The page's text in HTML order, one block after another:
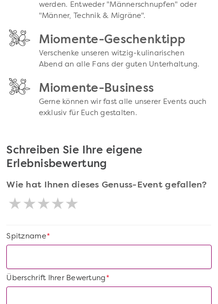
werden. Entweder "Männerschnupfen" oder
"Männer, Technik & Migräne".
Miomente-Geschenktipp
Verschenke unseren witzig-kulinarischen
Abend an alle Fans der guten Unterhaltung.
Miomente-Business
Gerne können wir fast alle unserer Events auch
exklusiv für Euch gestalten.
Schreiben Sie Ihre eigene
Erlebnisbewertung
Wie hat Ihnen dieses Genuss-Event gefallen?
*
Spitzname
*
Überschrift Ihrer Bewertung